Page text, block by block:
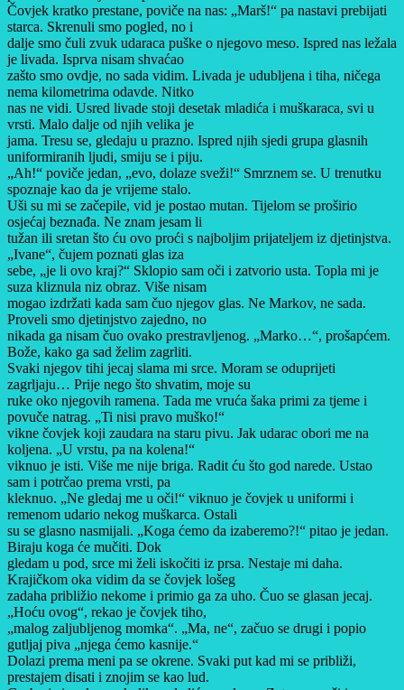
Čovjek kratko prestane, poviče na nas: „Marš!“ pa nastavi prebijati
starca. Skrenuli smo pogled, no i
dalje smo čuli zvuk udaraca puške o njegovo meso. Ispred nas ležala
je livada. Isprva nisam shvaćao
zašto smo ovdje, no sada vidim. Livada je udubljena i tiha, ničega
nema kilometrima odavde. Nitko
nas ne vidi. Usred livade stoji desetak mladića i muškaraca, svi u
vrsti. Malo dalje od njih velika je
jama. Tresu se, gledaju u prazno. Ispred njih sjedi grupa glasnih
uniformiranih ljudi, smiju se i piju.
„Ah!“ poviče jedan, „evo, dolaze sveži!“ Smrznem se. U trenutku
spoznaje kao da je vrijeme stalo.
Uši su mi se začepile, vid je postao mutan. Tijelom se proširio
osjećaj beznađa. Ne znam jesam li
tužan ili sretan što ću ovo proći s najboljim prijateljem iz djetinjstva.
„Ivane“, čujem poznati glas iza
sebe, „je li ovo kraj?“ Sklopio sam oči i zatvorio usta. Topla mi je
suza kliznula niz obraz. Više nisam
mogao izdržati kada sam čuo njegov glas. Ne Markov, ne sada.
Proveli smo djetinjstvo zajedno, no
nikada ga nisam čuo ovako prestravljenog. „Marko…“, prošapćem.
Bože, kako ga sad želim zagrliti.
Svaki njegov tihi jecaj slama mi srce. Moram se oduprijeti
zagrljaju… Prije nego što shvatim, moje su
ruke oko njegovih ramena. Tada me vruća šaka primi za tjeme i
povuče natrag. „Ti nisi pravo muško!“
vikne čovjek koji zaudara na staru pivu. Jak udarac obori me na
koljena. „U vrstu, pa na kolena!“
viknuo je isti. Više me nije briga. Radit ću što god narede. Ustao
sam i potrčao prema vrsti, pa
kleknuo. „Ne gledaj me u oči!“ viknuo je čovjek u uniformi i
remenom udario nekog muškarca. Ostali
su se glasno nasmijali. „Koga ćemo da izaberemo?!“ pitao je jedan.
Biraju koga će mučiti. Dok
gledam u pod, srce mi želi iskočiti iz prsa. Nestaje mi daha.
Krajičkom oka vidim da se čovjek lošeg
zadaha približio nekome i primio ga za uho. Čuo se glasan jecaj.
„Hoću ovog“, rekao je čovjek tiho,
„malog zaljubljenog momka“. „Ma, ne“, začuo se drugi i popio
gutljaj piva „njega ćemo kasnije.“
Dolazi prema meni pa se okrene. Svaki put kad mi se približi,
prestajem disati i znojim se kao lud.